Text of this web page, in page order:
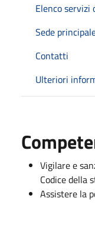
Elenco servizi
Sede
Contatti
Ulteriori
Vigilare e
Codice della
Assistere la